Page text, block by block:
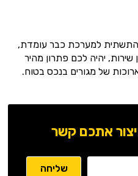
התשתית למערכת כבר עומדת,
יהיה לכם פתרון מהיר
של מגורים בנכס בטוח.
אתכם קשר